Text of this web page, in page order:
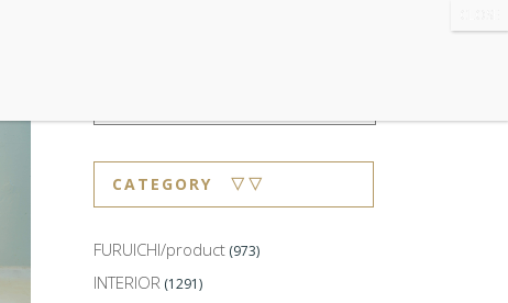
CATEGORY ▽▽
FURUICHI/product (973)
INTERIOR (1291)